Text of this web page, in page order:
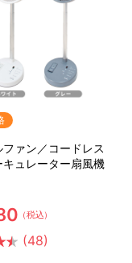
ファン／コードレス
キュレーター扇風機
（税込）
(48)